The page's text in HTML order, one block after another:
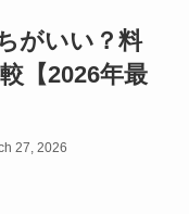
がいい？料
【2026年最
27, 2026